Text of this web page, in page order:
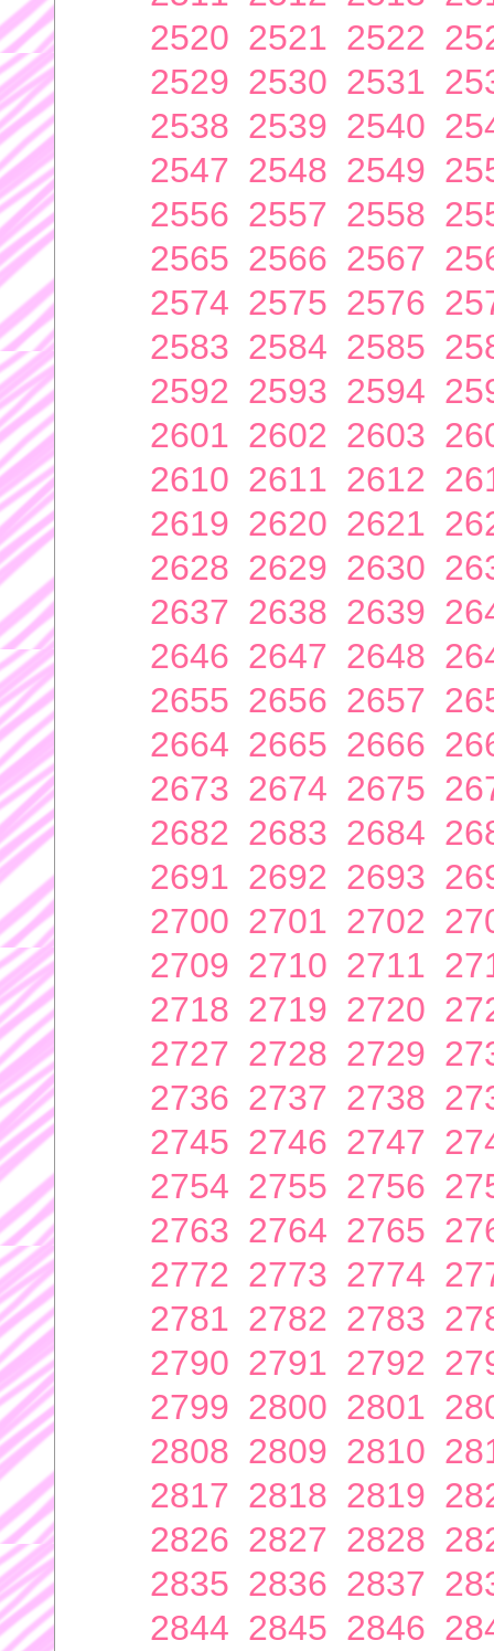
2520 2521 2522
2529 2530 2531
2538 2539 2540
2547 2548 2549
2556 2557 2558
2565 2566 2567
2574 2575 2576
2583 2584 2585
2592 2593 2594
2601 2602 2603
2610 2611 2612
2619 2620 2621
2628 2629 2630
2637 2638 2639
2646 2647 2648
2655 2656 2657
2664 2665 2666
2673 2674 2675
2682 2683 2684
2691 2692 2693
2700 2701 2702
2709 2710 2711
2718 2719 2720
2727 2728 2729
2736 2737 2738
2745 2746 2747
2754 2755 2756
2763 2764 2765
2772 2773 2774
2781 2782 2783
2790 2791 2792
2799 2800 2801
2808 2809 2810
2817 2818 2819
2826 2827 2828
2835 2836 2837
2844 2845 2846